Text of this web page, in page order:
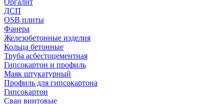
Оргалит
ДСП
OSB плиты
Фанера
Железобетонные изделия
Кольца бетонные
Труба асбестоцементная
Гипсокартон и профиль
Маяк штукатурный
Профиль для гипсокартона
Гипсокартон
Сваи винтовые